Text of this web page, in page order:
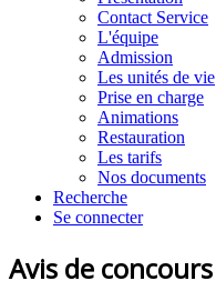
Contact Service
L'équipe
Admission
Les unités de vie
Prise en charge
Animations
Restauration
Les tarifs
Nos documents
Recherche
Se connecter
Avis de concours